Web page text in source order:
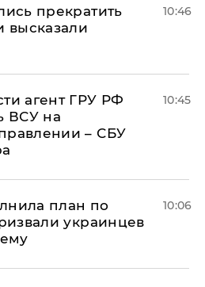
прекратить
высказали
10:46
агент ГРУ РФ
ВСУ на
– СБУ
10:45
план по
украинцев
10:06